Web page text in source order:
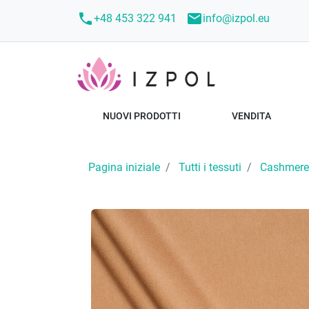
call+48 453 322 941 mailinfo@izpol.eu
NUOVI PRODOTTI VENDITA
Pagina iniziale Tutti i tessuti